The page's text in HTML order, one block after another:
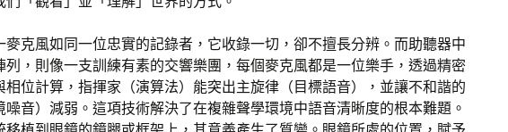
麥克風如同一位忠實的記錄者，它收錄一切，卻不擅長分辨。而助聽器中
列，則像一支訓練有素的交響樂團，每個麥克風都是一位樂手，透過精密
相位計算，指揮家（演算法）能突出主旋律（目標語音），並讓不和諧的
噪音）減弱。這項技術解決了在複雜聲學環境中語音清晰度的根本難題。